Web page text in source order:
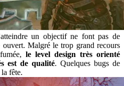
un objectif ne font pas de
Malgré le trop grand recours
le level design très orienté
est de qualité. Quelques bugs de
fête.